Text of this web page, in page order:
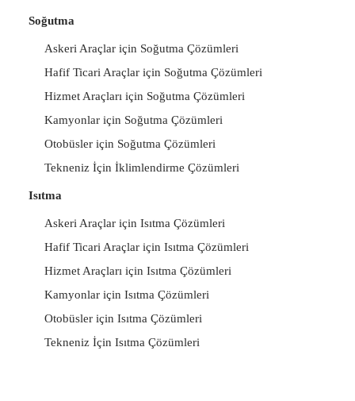
Soğutma
Askeri Araçlar için Soğutma Çözümleri
Hafif Ticari Araçlar için Soğutma Çözümleri
Hizmet Araçları için Soğutma Çözümleri
Kamyonlar için Soğutma Çözümleri
Otobüsler için Soğutma Çözümleri
Tekneniz İçin İklimlendirme Çözümleri
Isıtma
Askeri Araçlar için Isıtma Çözümleri
Hafif Ticari Araçlar için Isıtma Çözümleri
Hizmet Araçları için Isıtma Çözümleri
Kamyonlar için Isıtma Çözümleri
Otobüsler için Isıtma Çözümleri
Tekneniz İçin Isıtma Çözümleri